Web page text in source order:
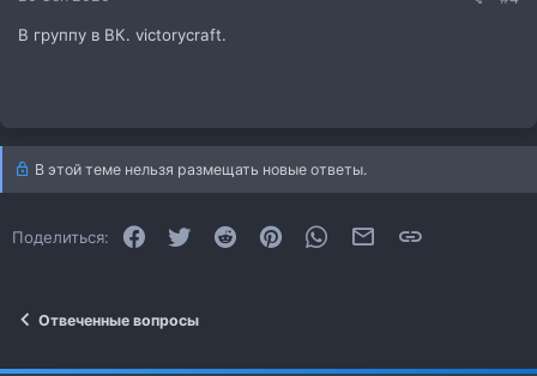
В группу в ВК. victorycraft.
В этой теме нельзя размещать новые ответы.
Поделиться: FacebookTwitter Reddit PinterestWhatsAppЭлектронная почта
Отвеченные вопросы